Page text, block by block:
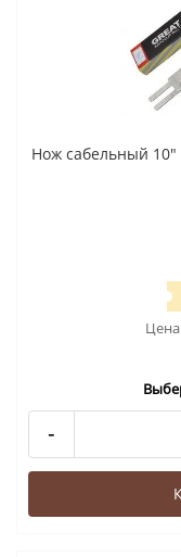
Нож сабельный
-